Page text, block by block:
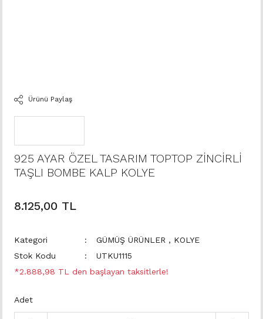
Ürünü Paylaş
925 AYAR ÖZEL TASARIM TOPTOP ZİNCİRLİ
TAŞLI BOMBE KALP KOLYE
8.125,00 TL
Kategori GÜMÜŞ ÜRÜNLER , KOLYE
Stok Kodu
UTKU1115
*2.888,98 TL den başlayan taksitlerle!
Adet